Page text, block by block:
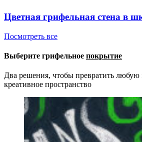
Цветная грифельная стена в
Посмотреть все
Выберите грифельное покрытие
Два решения, чтобы превратить любую
креативное пространство